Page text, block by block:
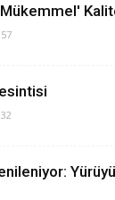
Kalite